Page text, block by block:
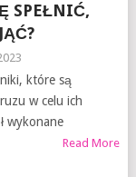
SPEŁNIĆ,
które są
w celu ich
wykonane
Read More